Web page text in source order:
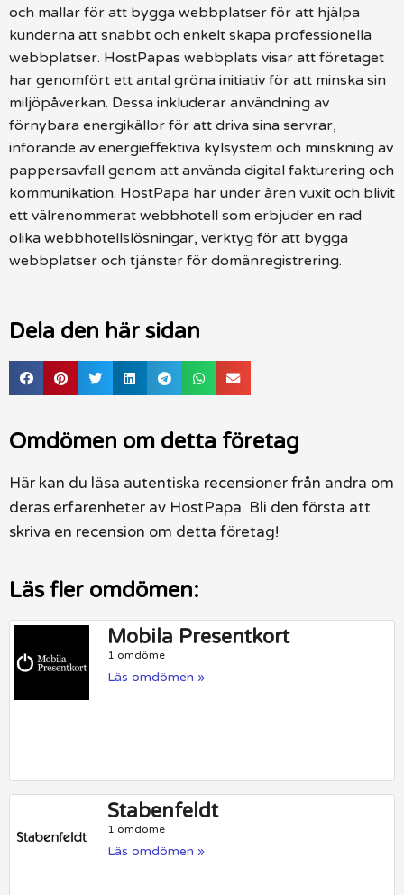
och mallar för att bygga webbplatser för att hjälpa
kunderna att snabbt och enkelt skapa professionella
webbplatser. HostPapas webbplats visar att företaget
har genomfört ett antal gröna initiativ för att minska sin
miljöpåverkan. Dessa inkluderar användning av
förnybara energikällor för att driva sina servrar,
införande av energieffektiva kylsystem och minskning av
pappersavfall genom att använda digital fakturering och
kommunikation. HostPapa har under åren vuxit och blivit
ett välrenommerat webbhotell som erbjuder en rad
olika webbhotellslösningar, verktyg för att bygga
webbplatser och tjänster för domänregistrering.
Dela den här sidan
Omdömen om detta företag
Här kan du läsa autentiska recensioner från andra om
deras erfarenheter av HostPapa. Bli den första att
skriva en recension om detta företag!
Läs fler omdömen:
Mobila Presentkort
1 omdöme
Läs omdömen »
Stabenfeldt
1 omdöme
Läs omdömen »